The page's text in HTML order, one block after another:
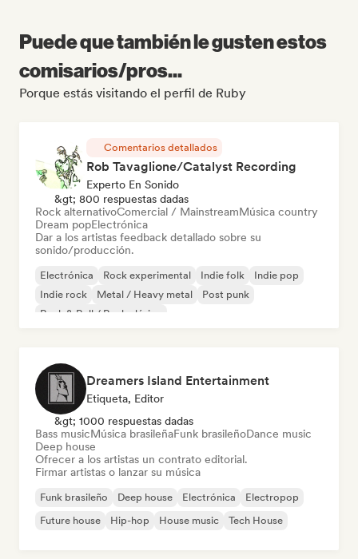
Puede que también le gusten estos
comisarios/pros...
Porque estás visitando el perfil de Ruby
Comentarios detallados
Rob Tavaglione/Catalyst Recording
Experto En Sonido
&gt; 800 respuestas dadas
Rock alternativoComercial / MainstreamMúsica country
Dream popElectrónica
Dar a los artistas feedback detallado sobre su
sonido/producción.
Electrónica Rock experimental Indie folk
Indie pop
Indie rock
Metal / Heavy metal
Post punk
Rock & Roll / Rock clásico
Dreamers Island Entertainment
Etiqueta, Editor
&gt; 1000 respuestas dadas
Bass musicMúsica brasileñaFunk brasileñoDance music
Deep house
Ofrecer a los artistas un contrato editorial.
Firmar artistas o lanzar su música
Funk brasileño Deep house Electrónica
Electropop
Future house
Hip-hop House music Tech House